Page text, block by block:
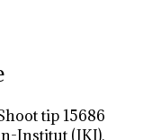
Institut (JKI),